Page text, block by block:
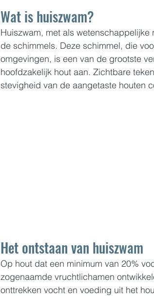
Wat is huiszwam?
Huiszwam, met als
de schimmels. Deze schimmel, die
omgevingen, is een van de grootste
hoofdzakelijk hout aan. Zichtbare
stevigheid van de aangetaste houten
Het ontstaan van huiszwam
Op hout dat een minimum van 20%
zogenaamde vruchtlichamen
onttrekken vocht en voeding uit het